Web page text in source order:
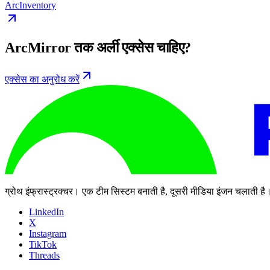
ArcInventory
ArcMirror तक अर्ली एक्सेस चाहिए?
एक्सेस का अनुरोध करें
ग्रोथ इंफ्रास्ट्रक्चर। एक टीम सिस्टम बनाती है, दूसरी मीडिया इंजन चलाती
LinkedIn
X
Instagram
TikTok
Threads